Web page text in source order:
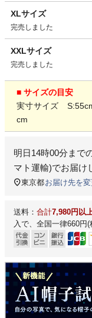
XLサイズ
完売しました
XXLサイズ
完売しました
■ サイズの目安
実寸サイズ
cm
明日14時00分 まで
マト運輸)でお届け
東京都お届け先を変
送料： 合計7,980円以
入で、全国一律660円(